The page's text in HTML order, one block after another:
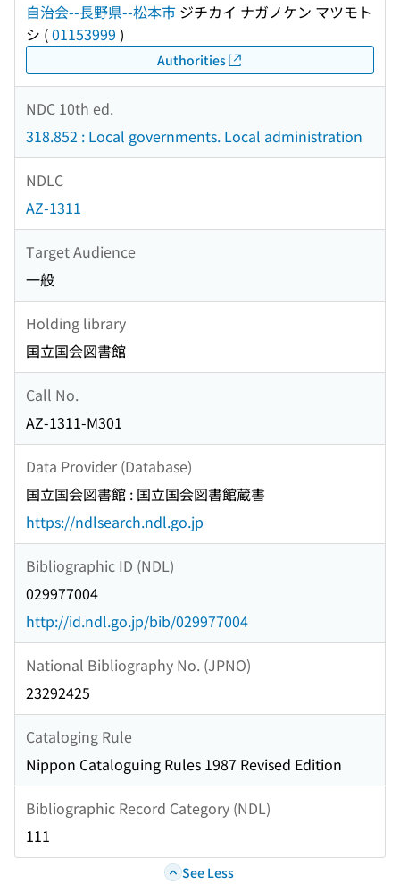
自治会--長野県--松本市 ジチカイ ナガノケン マツモト
シ (01153999 )
Authorities
NDC 10th ed.
318.852 : Local governments. Local administration
NDLC
AZ-1311
Target Audience
一般
Holding library
国立国会図書館
Call No.
AZ-1311-M301
Data Provider (Database)
国立国会図書館 : 国立国会図書館蔵書
https://ndlsearch.ndl.go.jp
Bibliographic ID (NDL)
029977004
http://id.ndl.go.jp/bib/029977004
National Bibliography No. (JPNO)
23292425
Cataloging Rule
Nippon Cataloguing Rules 1987 Revised Edition
Bibliographic Record Category (NDL)
111
See Less